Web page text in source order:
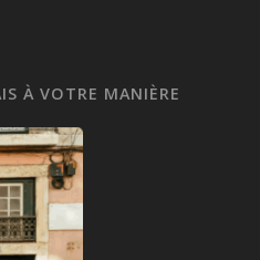
À VOTRE MANIÈRE